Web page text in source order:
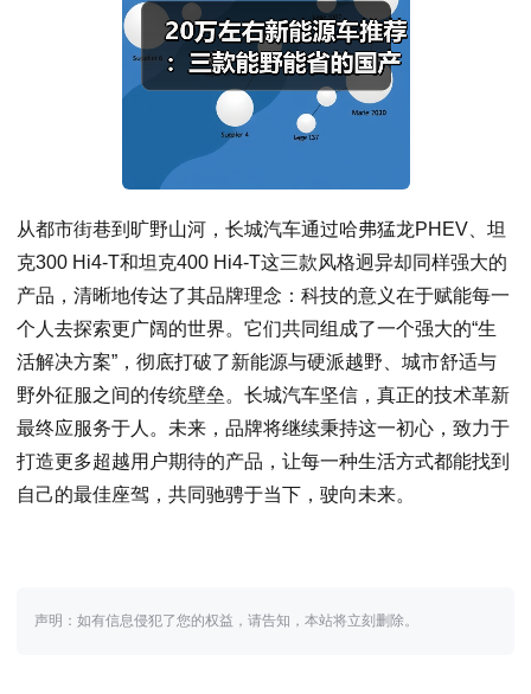
从都市街巷到旷野山河，长城汽车通过哈弗猛龙PHEV、坦
克300 Hi4-T和坦克400 Hi4-T这三款风格迥异却同样强大的
产品，清晰地传达了其品牌理念：科技的意义在于赋能每一
个人去探索更广阔的世界。它们共同组成了一个强大的“生
活解决方案”，彻底打破了新能源与硬派越野、城市舒适与
野外征服之间的传统壁垒。长城汽车坚信，真正的技术革新
最终应服务于人。未来，品牌将继续秉持这一初心，致力于
打造更多超越用户期待的产品，让每一种生活方式都能找到
自己的最佳座驾，共同驰骋于当下，驶向未来。
声明：如有信息侵犯了您的权益，请告知，本站将立刻删除。